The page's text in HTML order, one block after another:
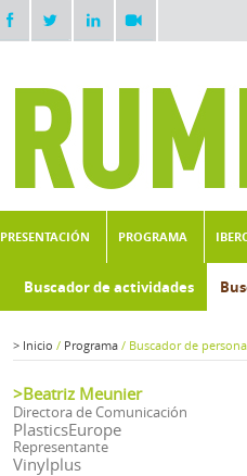
PRESENTACIÓN PROGRAMA
Buscador de actividades
> Inicio / Programa / Buscador de
>Beatriz Meunier
Directora de Comunicación
PlasticsEurope
Representante
Vinylplus